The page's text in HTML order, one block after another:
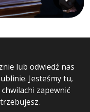
lub odwiedź nas
Jesteśmy tu,
zapewnić